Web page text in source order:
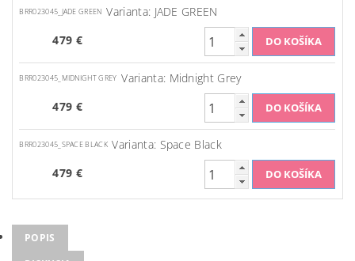
BRR023045_JADE GREEN Varianta: JADE GREEN
479 €
BRR023045_MIDNIGHT GREY Varianta: Midnight Grey
479 €
BRR023045_SPACE BLACK Varianta: Space Black
479 €
POPIS